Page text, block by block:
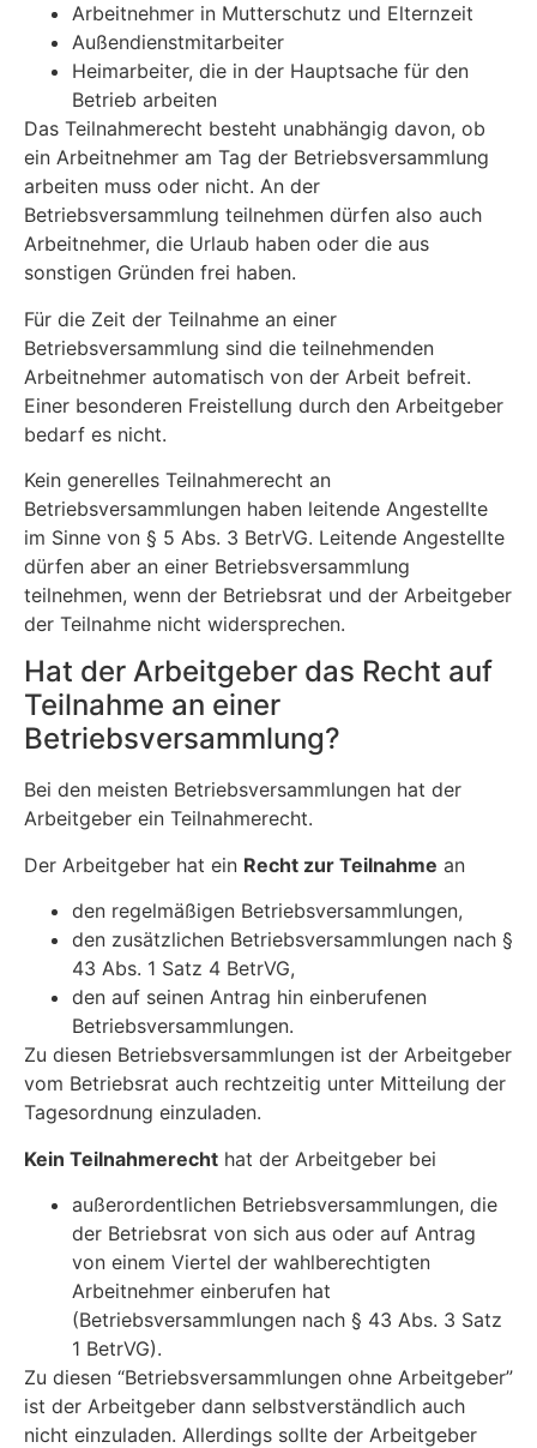
Arbeitnehmer in Mutterschutz und Elternzeit
Außendienstmitarbeiter
Heimarbeiter, die in der Hauptsache für den
Betrieb arbeiten
Das Teilnahmerecht besteht unabhängig davon, ob
ein Arbeitnehmer am Tag der Betriebsversammlung
arbeiten muss oder nicht. An der
Betriebsversammlung teilnehmen dürfen also auch
Arbeitnehmer, die Urlaub haben oder die aus
sonstigen Gründen frei haben.
Für die Zeit der Teilnahme an einer
Betriebsversammlung sind die teilnehmenden
Arbeitnehmer automatisch von der Arbeit befreit.
Einer besonderen Freistellung durch den Arbeitgeber
bedarf es nicht.
Kein generelles Teilnahmerecht an
Betriebsversammlungen haben leitende Angestellte
im Sinne von § 5 Abs. 3 BetrVG. Leitende Angestellte
dürfen aber an einer Betriebsversammlung
teilnehmen, wenn der Betriebsrat und der Arbeitgeber
der Teilnahme nicht widersprechen.
Hat der Arbeitgeber das Recht auf
Teilnahme an einer
Betriebsversammlung?
Bei den meisten Betriebsversammlungen hat der
Arbeitgeber ein Teilnahmerecht.
Der Arbeitgeber hat ein Recht zur Teilnahme an
den regelmäßigen Betriebsversammlungen,
den zusätzlichen Betriebsversammlungen nach §
43 Abs. 1 Satz 4 BetrVG,
den auf seinen Antrag hin einberufenen
Betriebsversammlungen.
Zu diesen Betriebsversammlungen ist der Arbeitgeber
vom Betriebsrat auch rechtzeitig unter Mitteilung der
Tagesordnung einzuladen.
Kein Teilnahmerecht hat der Arbeitgeber bei
außerordentlichen Betriebsversammlungen, die
der Betriebsrat von sich aus oder auf Antrag
von einem Viertel der wahlberechtigten
Arbeitnehmer einberufen hat
(Betriebsversammlungen nach § 43 Abs. 3 Satz
1 BetrVG).
Zu diesen “Betriebsversammlungen ohne Arbeitgeber”
ist der Arbeitgeber dann selbstverständlich auch
nicht einzuladen. Allerdings sollte der Arbeitgeber